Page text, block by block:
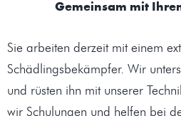
Gemeinsam mit
Sie arbeiten derzeit mit einem
Schädlingsbekämpfer. Wir
und rüsten ihn mit unserer
wir Schulungen und helfen bei